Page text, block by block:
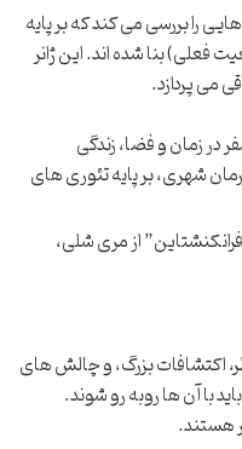
را بررسی می کند که بر پایه
فعلی) بنا شده اند. این ژانر
می پردازد.
در زمان و فضا، زندگی
شهری، بر پایه تئوری های
“فرانکنشتاین” از مری شلی،
اکتشافات بزرگ، و چالش های
با آن ها روبه رو شوند.
هستند.